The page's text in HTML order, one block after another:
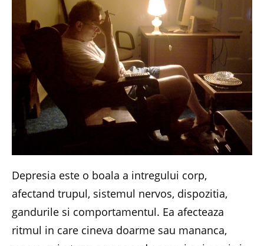
Depresia este o boala a intregului corp,
afectand trupul, sistemul nervos, dispozitia,
gandurile si comportamentul. Ea afecteaza
ritmul in care cineva doarme sau mananca,